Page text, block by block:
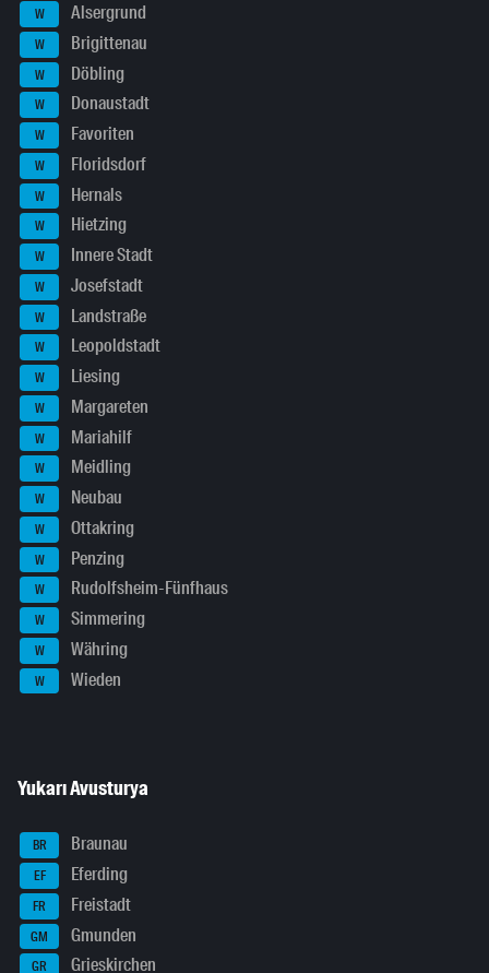
W Alsergrund
W Brigittenau
W Döbling
W Donaustadt
W Favoriten
W Floridsdorf
W Hernals
W Hietzing
W Innere Stadt
W Josefstadt
W Landstraße
W Leopoldstadt
W Liesing
W Margareten
W Mariahilf
W Meidling
W Neubau
W Ottakring
W Penzing
W Rudolfsheim-Fünfhaus
W Simmering
W Währing
W Wieden
Yukarı Avusturya
BR Braunau
EF Eferding
FR Freistadt
GM Gmunden
GR Grieskirchen